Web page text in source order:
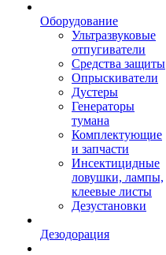
Оборудование
Ультразвуковые
отпугиватели
Средства защиты
Опрыскиватели
Дустеры
Генераторы
тумана
Комплектующие
и запчасти
Инсектицидные
ловушки, лампы,
клеевые листы
Дезустановки
Дезодорация